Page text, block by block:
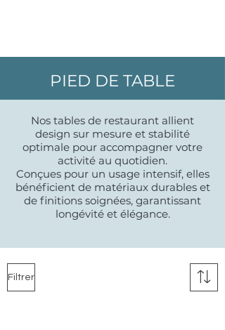
PIED DE TABLE
Nos tables de restaurant allient
design sur mesure et stabilité
optimale pour accompagner votre
activité au quotidien.
Conçues pour un usage intensif, elles
bénéficient de matériaux durables et
de finitions soignées, garantissant
longévité et élégance.
Filtrer